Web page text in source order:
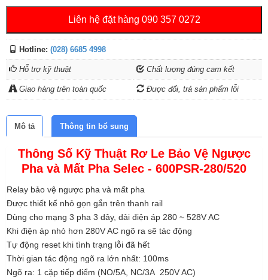
Liên hệ đặt hàng 090 357 0272
Hotline: (028) 6685 4998
Hỗ trợ kỹ thuật Chất lượng đúng cam kết
Giao hàng trên toàn quốc Được đổi, trả sản phẩm lỗi
Mô tả Thông tin bổ sung
Thông Số Kỹ Thuật Rơ Le Bảo Vệ Ngược
Pha và Mất Pha Selec - 600PSR-280/520
Relay bảo vệ ngược pha và mất pha
Được thiết kế nhỏ gọn gắn trên thanh rail
Dùng cho mạng 3 pha 3 dây, dải điện áp 280 ~ 528V AC
Khi điện áp nhỏ hơn 280V AC ngõ ra sẽ tác động
Tự động reset khi tình trạng lỗi đã hết
Thời gian tác động ngõ ra lớn nhất: 100ms
Ngõ ra: 1 cặp tiếp điểm (NO/5A, NC/3A 250V AC)